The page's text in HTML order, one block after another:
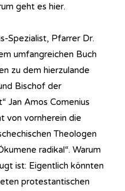
geht es hier.
Spezialist, Pfarrer Dr.
umfangreichen Buch
zu dem hierzulande
Bischof der
Jan Amos Comenius
von vornherein die
Theologen
radikal“. Warum
ist: Eigentlich könnten
protestantischen